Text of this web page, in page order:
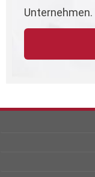
Unternehmen.